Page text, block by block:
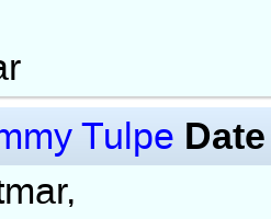
Tulpe Date